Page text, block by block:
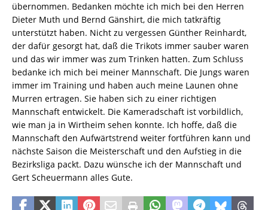
übernommen. Bedanken möchte ich mich bei den Herren
Dieter Muth und Bernd Gänshirt, die mich tatkräftig
unterstützt haben. Nicht zu vergessen Günther Reinhardt,
der dafür gesorgt hat, daß die Trikots immer sauber waren
und das wir immer was zum Trinken hatten. Zum Schluss
bedanke ich mich bei meiner Mannschaft. Die Jungs waren
immer im Training und haben auch meine Launen ohne
Murren ertragen. Sie haben sich zu einer richtigen
Mannschaft entwickelt. Die Kameradschaft ist vorbildlich,
wie man ja in Wirtheim sehen konnte. Ich hoffe, daß die
Mannschaft den Aufwärtstrend weiter fortführen kann und
nächste Saison die Meisterschaft und den Aufstieg in die
Bezirksliga packt. Dazu wünsche ich der Mannschaft und
Gert Scheuermann alles Gute.